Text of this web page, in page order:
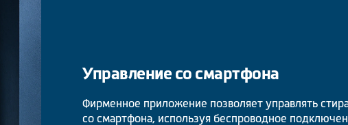
Управление со смартфона
Фирменное приложение позволяет управлять
со смартфона, используя беспроводное